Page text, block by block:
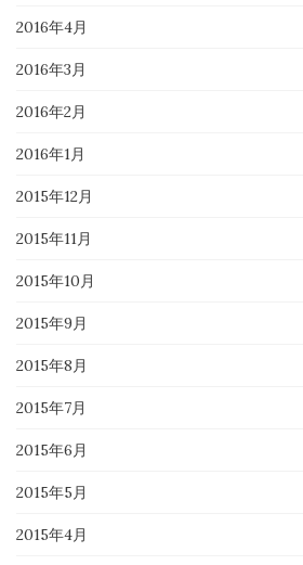
2016年4月
2016年3月
2016年2月
2016年1月
2015年12月
2015年11月
2015年10月
2015年9月
2015年8月
2015年7月
2015年6月
2015年5月
2015年4月